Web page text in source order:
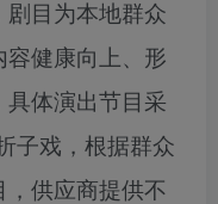
剧目为本地群众
容健康向上、形
具体演出节目采
子戏，根据群众
，供应商提供不